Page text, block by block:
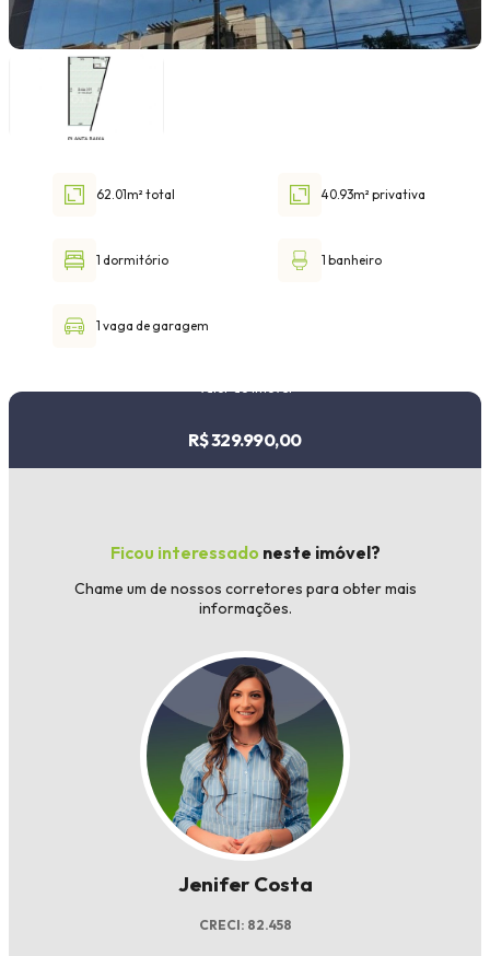
Faixa de valor
62.01m² total 40.93m² privativa
1 dormitório 1 banheiro
1 vaga de garagem
R$ 329.990,00
Ficou interessado neste imóvel?
Chame um de nossos corretores para obter mais
informações.
Jenifer Costa
CRECI: 82.458